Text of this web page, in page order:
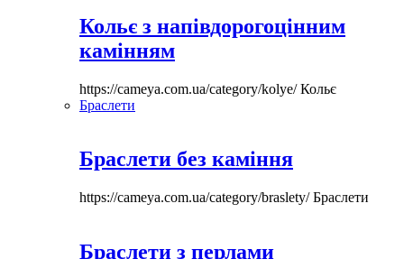
Кольє з напівдорогоцінним
камінням
https://cameya.com.ua/category/kolye/Кольє
Браслети
Браслети без каміння
https://cameya.com.ua/category/braslety/Браслети
Браслети з перлами